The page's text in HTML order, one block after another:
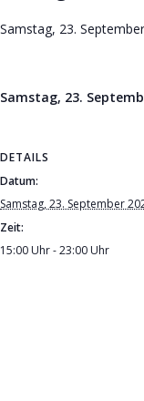
Samstag, 23.
Samstag, 23.
DETAILS
Datum:
Samstag, 23. September
Zeit:
15:00 Uhr - 23:00 Uhr